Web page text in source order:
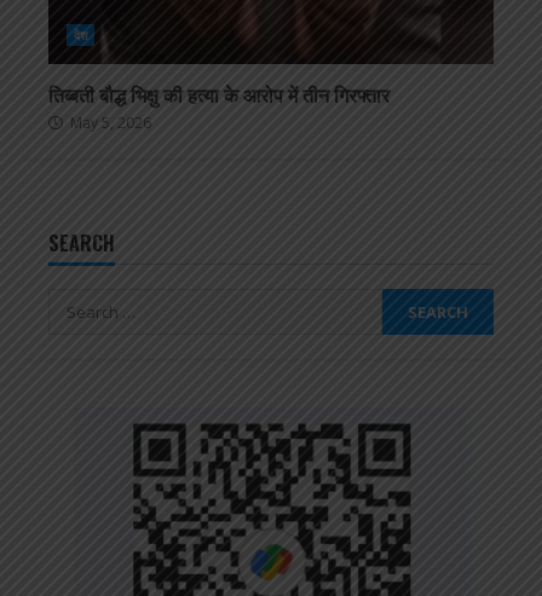
देश
तिब्बती बौद्ध भिक्षु की हत्या के आरोप में तीन गिरफ्तार
May 5, 2026
SEARCH
Search